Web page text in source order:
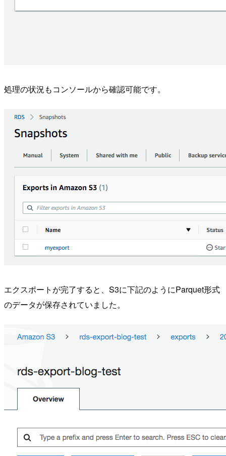
処理の状況もコンソールから確認可能です。
エクスポートが完了すると、S3に下記のようにParquet形式
のデータが保存されていました。